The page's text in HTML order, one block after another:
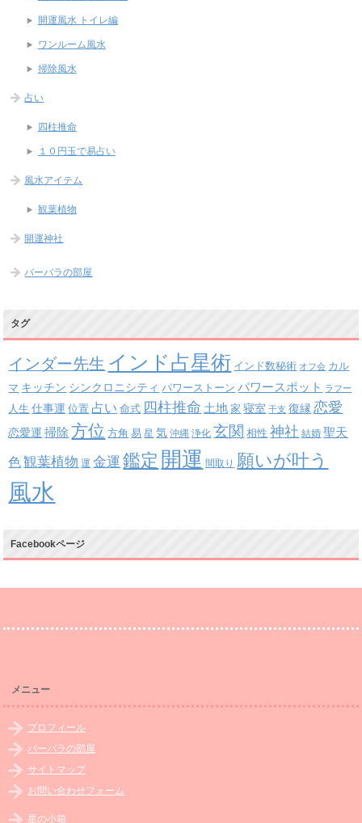
開運風水 トイレ編
ワンルーム風水
掃除風水
占い
四柱推命
１０円玉で易占い
風水アイテム
観葉植物
開運神社
バーバラの部屋
タグ
インダー先生 インド占星術 インド数秘術 オフ会 カル
マ キッチン シンクロニシティ パワーストーン パワースポット ラフー
人生 仕事運 位置 占い 命式 四柱推命 土地 家 寝室 干支 復縁 恋愛
恋愛運 掃除 方位 方角 易 星 気 沖縄 浄化 玄関 相性 神社 結婚 聖天
色 観葉植物 運 金運 鑑定 開運 間取り 願いが叶う
風水
Facebookページ
メニュー
プロフィール
バーバラの部屋
サイトマップ
お問い合わせフォーム
星の小箱